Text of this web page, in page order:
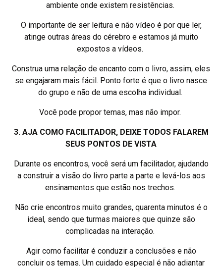
ambiente onde existem resistências.
O importante de ser leitura e não vídeo é por que ler,
atinge outras áreas do cérebro e estamos já muito
expostos a vídeos.
Construa uma relação de encanto com o livro, assim, eles
se engajaram mais fácil. Ponto forte é que o livro nasce
do grupo e não de uma escolha individual.
Você pode propor temas, mas não impor.
3. AJA COMO FACILITADOR, DEIXE TODOS FALAREM
SEUS PONTOS DE VISTA
Durante os encontros, você será um facilitador, ajudando
a construir a visão do livro parte a parte e levá-los aos
ensinamentos que estão nos trechos.
Não crie encontros muito grandes, quarenta minutos é o
ideal, sendo que turmas maiores que quinze são
complicadas na interação.
Agir como facilitar é conduzir a conclusões e não
concluir os temas. Um cuidado especial é não adiantar